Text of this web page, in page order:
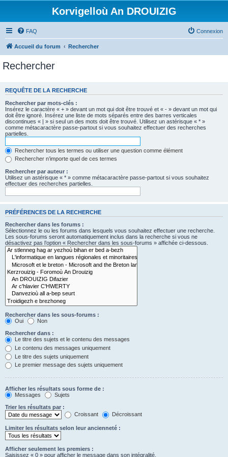
Korvigelloù An DROUIZIG
FAQ Connexion
Accueil du forum Rechercher
Rechercher
REQUÊTE DE LA RECHERCHE
Rechercher par mots-clés :
Insérez le caractère « + » devant un mot qui doit être trouvé et « - » devant un mot qui
doit être ignoré. Insérez une liste de mots séparés entre des barres verticales
discontinues « | » si seul un des mots doit être trouvé. Utilisez un astérisque « * »
comme métacaractère passe-partout si vous souhaitez effectuer des recherches
partielles.
Rechercher tous les termes ou utiliser une question comme élément
Rechercher n’importe quel de ces termes
Rechercher par auteur :
Utilisez un astérisque « * » comme métacaractère passe-partout si vous souhaitez
effectuer des recherches partielles.
PRÉFÉRENCES DE LA RECHERCHE
Rechercher dans les forums :
Sélectionnez le ou les forums dans lesquels vous souhaitez effectuer une recherche.
Les sous-forums seront automatiquement inclus dans la recherche si vous ne
désactivez pas l’option « Rechercher dans les sous-forums » affichée ci-dessous.
Rechercher dans les sous-forums :
Oui
Non
Rechercher dans :
Le titre des sujets et le contenu des messages
Le contenu des messages uniquement
Le titre des sujets uniquement
Le premier message des sujets uniquement
Afficher les résultats sous forme de :
Messages
Sujets
Trier les résultats par :
Croissant
Décroissant
Limiter les résultats selon leur ancienneté :
Afficher seulement les premiers :
Saisissez « 0 » pour afficher le message dans son intégralité.